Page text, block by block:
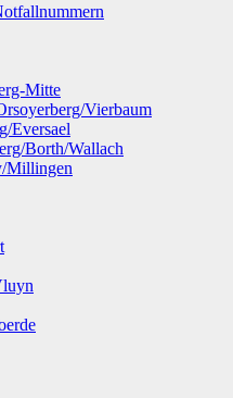
Mitte
Vierbaum
Eversael
Borth/Wallach
Millingen